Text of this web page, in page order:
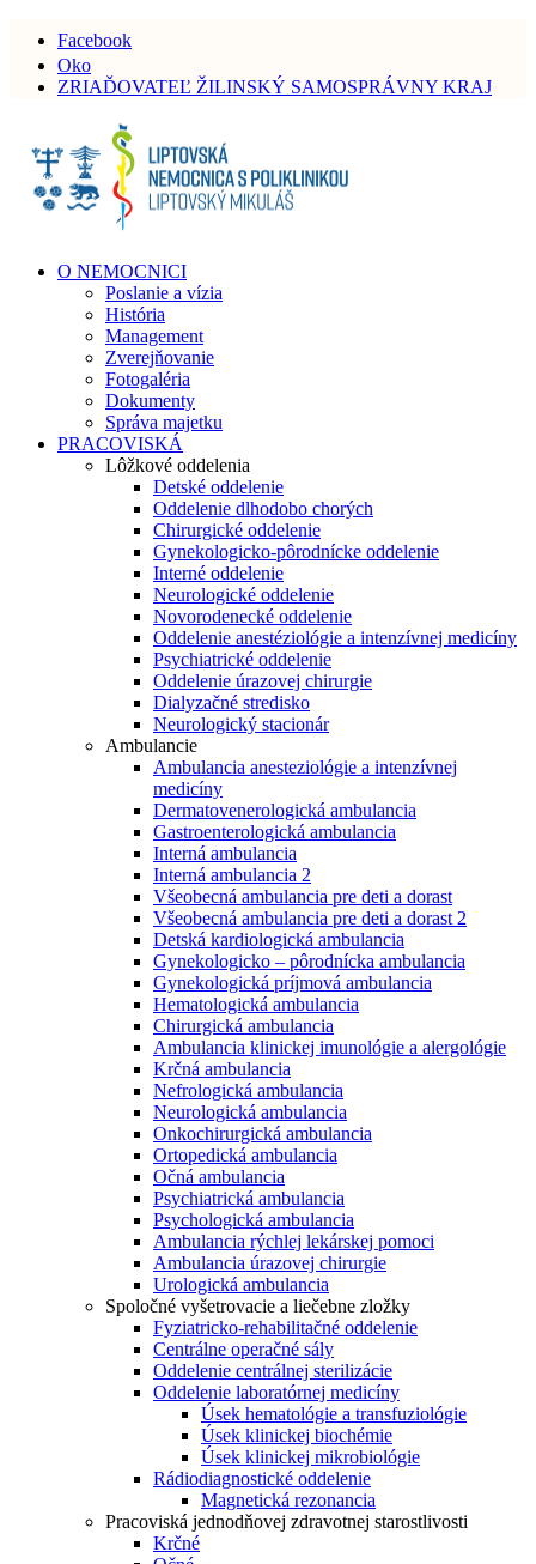
Facebook
Oko
ZRIAĎOVATEĽ ŽILINSKÝ SAMOSPRÁVNY KRAJ
O NEMOCNICI
Poslanie a vízia
História
Management
Zverejňovanie
Fotogaléria
Dokumenty
Správa majetku
PRACOVISKÁ
Lôžkové oddelenia
Detské oddelenie
Oddelenie dlhodobo chorých
Chirurgické oddelenie
Gynekologicko-pôrodnícke oddelenie
Interné oddelenie
Neurologické oddelenie
Novorodenecké oddelenie
Oddelenie anestéziológie a intenzívnej medicíny
Psychiatrické oddelenie
Oddelenie úrazovej chirurgie
Dialyzačné stredisko
Neurologický stacionár
Ambulancie
Ambulancia anesteziológie a intenzívnej
medicíny
Dermatovenerologická ambulancia
Gastroenterologická ambulancia
Interná ambulancia
Interná ambulancia 2
Všeobecná ambulancia pre deti a dorast
Všeobecná ambulancia pre deti a dorast 2
Detská kardiologická ambulancia
Gynekologicko – pôrodnícka ambulancia
Gynekologická príjmová ambulancia
Hematologická ambulancia
Chirurgická ambulancia
Ambulancia klinickej imunológie a alergológie
Krčná ambulancia
Nefrologická ambulancia
Neurologická ambulancia
Onkochirurgická ambulancia
Ortopedická ambulancia
Očná ambulancia
Psychiatrická ambulancia
Psychologická ambulancia
Ambulancia rýchlej lekárskej pomoci
Ambulancia úrazovej chirurgie
Urologická ambulancia
Spoločné vyšetrovacie a liečebne zložky
Fyziatricko-rehabilitačné oddelenie
Centrálne operačné sály
Oddelenie centrálnej sterilizácie
Oddelenie laboratórnej medicíny
Úsek hematológie a transfuziológie
Úsek klinickej biochémie
Úsek klinickej mikrobiológie
Rádiodiagnostické oddelenie
Magnetická rezonancia
Pracoviská jednodňovej zdravotnej starostlivosti
Krčné